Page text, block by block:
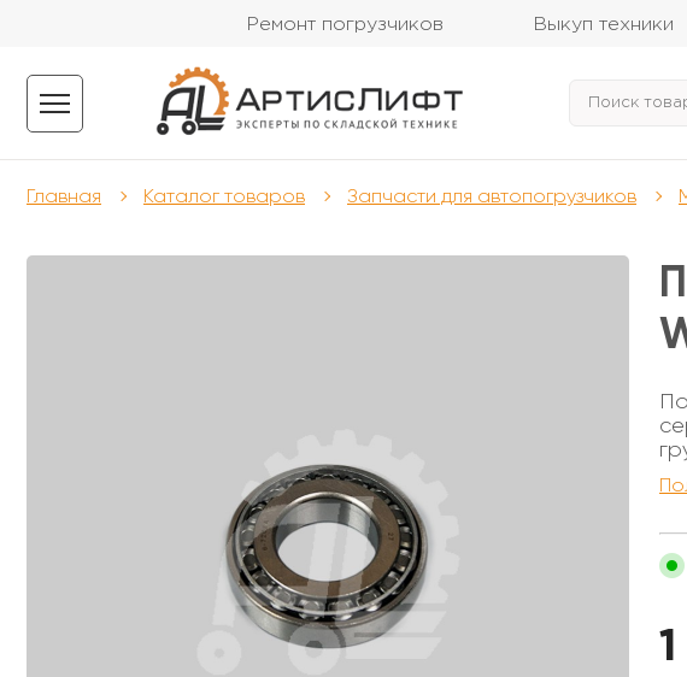
Ремонт погрузчиков Выкуп техники
Главная Каталог товаров Запчасти для автопогрузчиков